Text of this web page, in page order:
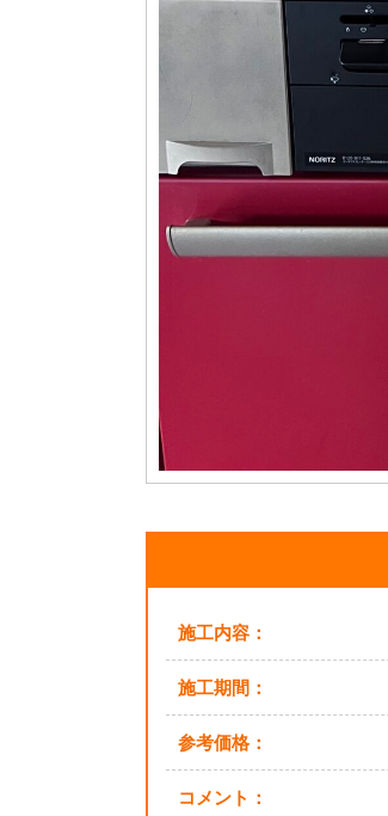
施工内容：
施工期間：
参考価格：
コメント：